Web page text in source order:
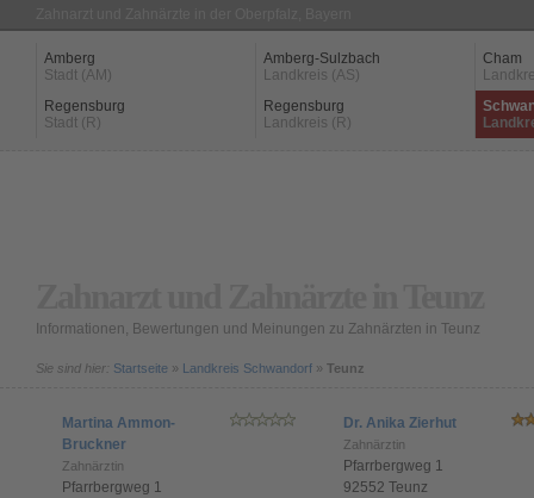
Amberg
Stadt (AM)
Amberg-Sulzbach
Landkreis (AS)
Cham
Regensburg
Stadt (R)
Regensburg
Landkreis (R)
Informationen, Bewertungen und Meinungen zu Zahnärzten in Teunz
Sie sind hier: Startseite » Landkreis Schwandorf » Teunz
Martina Ammon-
Bruckner
Zahnärztin
Pfarrbergweg 1
Dr. Anika Zierhut
Zahnärztin
Pfarrbergweg 1
92552 Teunz